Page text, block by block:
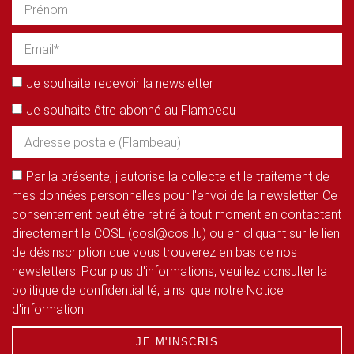
Je souhaite recevoir la newsletter
Je souhaite être abonné au Flambeau
Par la présente, j'autorise la collecte et le traitement de
mes données personnelles pour l'envoi de la newsletter. Ce
consentement peut être retiré à tout moment en contactant
directement le COSL (cosl@cosl.lu) ou en cliquant sur le lien
de désinscription que vous trouverez en bas de nos
newsletters. Pour plus d'informations, veuillez consulter la
politique de confidentialité, ainsi que notre Notice
d'information.
JE M'INSCRIS